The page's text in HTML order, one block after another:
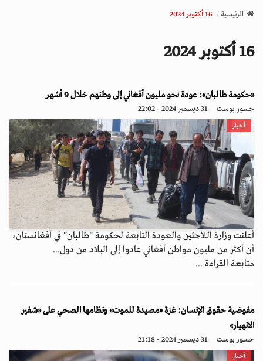
v
a
o
n
الرئيسية 16 أكتوبر 2024
16 أكتوبر 2024
«حكومة طالبان»: عودة نحو مليون أفغاني إلى وطنهم خلال 9 أشهر
جسور بوست 31 ديسمبر 2024 - 22:02
أخبار
أعلنت وزارة اللاجئين والعودة التابعة لحكومة "طالبان" في أفغانستان،
أن أكثر من مليون مواطن أفغاني عادوا إلى البلاد من دول...
متابعة القراءة ...
مفوضية حقوق الإنسان: غزة «مصيدة للموت» ونظامها الصحي على «شفير
الانهيار»
جسور بوست 31 ديسمبر 2024 - 21:18
أخبار